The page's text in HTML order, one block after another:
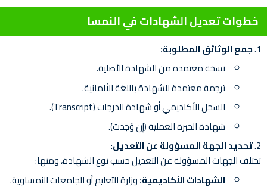
خطوات تعديل الشهادات في النمسا
جمع الوثائق المطلوبة:
نسخة معتمدة من الشهادة الأصلية.
ترجمة معتمدة للشهادة باللغة الألمانية.
السجل الأكاديمي أو شهادة الدرجات (Transcript).
شهادة الخبرة العملية (إن وُجدت).
تحديد الجهة المسؤولة عن التعديل:
تختلف الجهات المسؤولة عن التعديل حسب نوع الشهادة، ومنها:
الشهادات الأكاديمية:وزارة التعليم أو الجامعات النمساوية.